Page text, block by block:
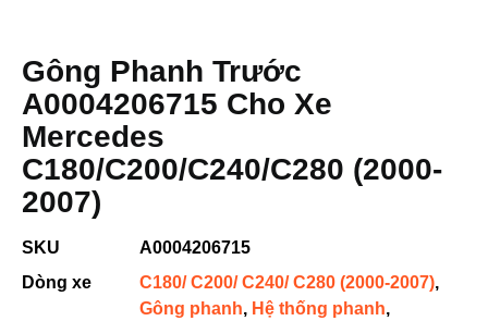
Gông Phanh Trước
A0004206715 Cho Xe
Mercedes
C180/C200/C240/C280 (2000-
2007)
SKU
A0004206715
Dòng xe
C180/ C200/ C240/ C280 (2000-2007),
Gông phanh, Hệ thống phanh,